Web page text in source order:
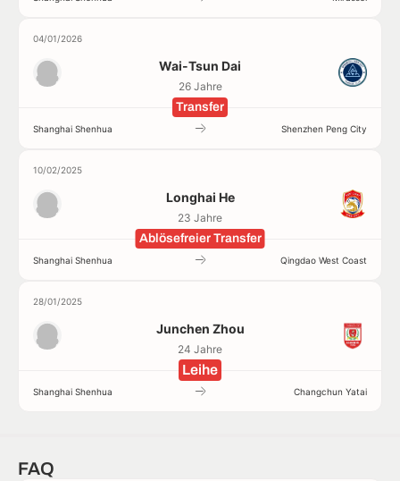
04/01/2026
Wai-Tsun Dai
26 Jahre
Transfer
Shanghai Shenhua Shenzhen Peng City
10/02/2025
Longhai He
23 Jahre
Ablösefreier Transfer
Shanghai Shenhua Qingdao West Coast
28/01/2025
Junchen Zhou
24 Jahre
Leihe
Shanghai Shenhua Changchun Yatai
FAQ